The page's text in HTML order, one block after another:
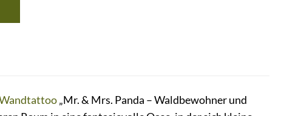
„Mr. & Mrs. Panda – Waldbewohner und